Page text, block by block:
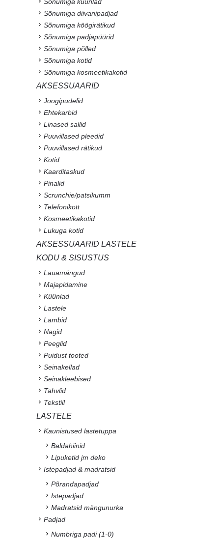
Sõnumiga diivanipadjad
Sõnumiga köögirätikud
Sõnumiga padjapüürid
Sõnumiga põlled
Sõnumiga kotid
Sõnumiga kosmeetikakotid
AKSESSUAARID
Joogipudelid
Ehtekarbid
Linased sallid
Puuvillased pleedid
Puuvillased rätikud
Kotid
Kaarditaskud
Pinalid
Scrunchie/patsikumm
Telefonikott
Kosmeetikakotid
Lukuga kotid
AKSESSUAARID LASTELE
KODU & SISUSTUS
Lauamängud
Majapidamine
Küünlad
Lastele
Lambid
Nagid
Peeglid
Puidust tooted
Seinakellad
Seinakleebised
Tahvlid
Tekstiil
LASTELE
Kaunistused lastetuppa
Baldahiinid
Lipuketid jm deko
Istepadjad & madratsid
Põrandapadjad
Istepadjad
Madratsid mängunurka
Padjad
Numbriga padi (1-0)